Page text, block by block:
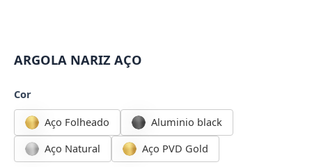
ARGOLA NARIZ AÇO
Cor
Aço Folheado
Aluminio black
Aço Natural
Aço PVD Gold